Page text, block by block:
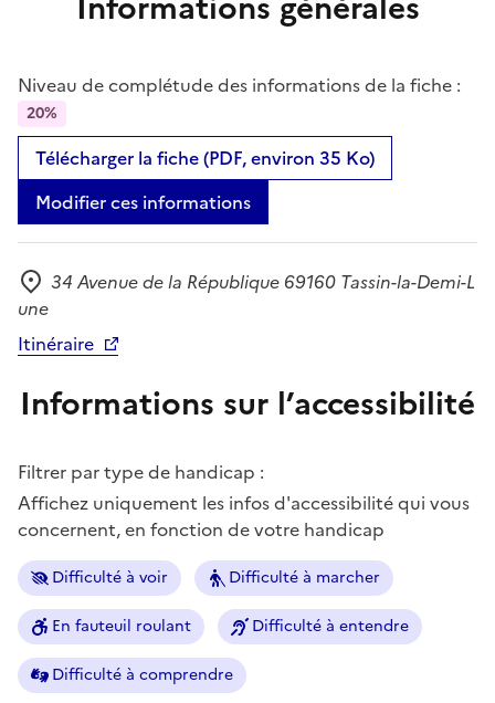
Niveau de complétude des informations de la fiche :
20%
Télécharger la fiche (PDF, environ 35 Ko)
Modifier ces informations
Adresse
34 Avenue de la République 69160 Tassin-la-Demi-L
une
Itinéraire
Informations sur l’accessibilité
Filtrer par type de handicap :
Affichez uniquement les infos d'accessibilité qui vous
concernent, en fonction de votre handicap
Difficulté à voir Difficulté à marcher
En fauteuil roulant Difficulté à entendre
Difficulté à comprendre